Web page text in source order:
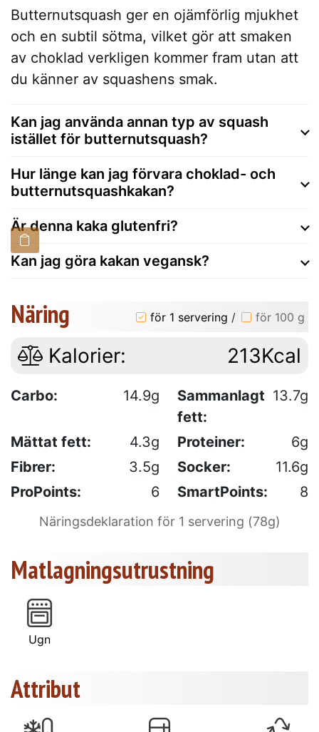
Butternutsquash ger en ojämförlig mjukhet
och en subtil sötma, vilket gör att smaken
av choklad verkligen kommer fram utan att
du känner av squashens smak.
Kan jag använda annan typ av squash
istället för butternutsquash?
Hur länge kan jag förvara choklad- och
butternutsquashkakan?
Är denna kaka glutenfri?
Kan jag göra kakan vegansk?
Näring för 1 servering / för 100 g
Kalorier: 213Kcal
Carbo: 14.9g
Sammanlagt
fett:
13.7g
Mättat fett: 4.3g Proteiner:
6g
Fibrer:
3.5g Socker:
11.6g
ProPoints:
6 SmartPoints: 8
Näringsdeklaration för 1 servering (78g)
Matlagningsutrustning
Ugn
Attribut